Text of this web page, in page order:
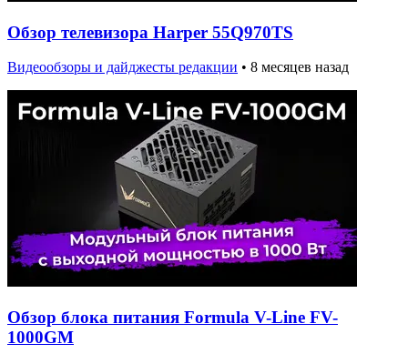
Обзор телевизора Harper 55Q970TS
Видеообзоры и дайджесты редакции • 8 месяцев назад
Обзор блока питания Formula V-Line FV-
1000GM